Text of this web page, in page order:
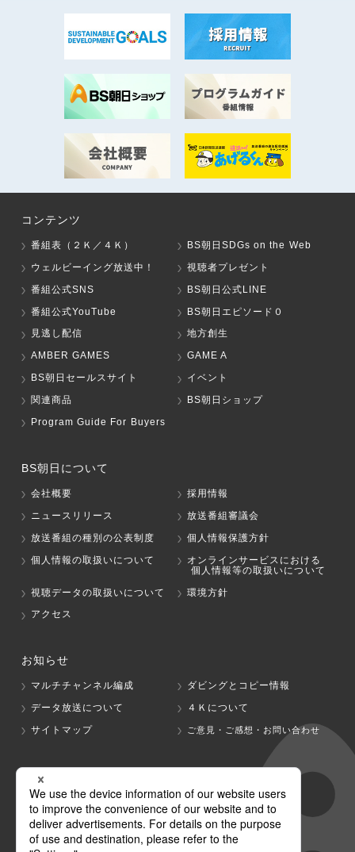
コンテンツ
番組表（２Ｋ／４Ｋ）
BS朝日SDGs on the Web
ウェルビーイング放送中！
視聴者プレゼント
番組公式SNS
BS朝日公式LINE
番組公式YouTube
BS朝日エピソード０
見逃し配信
地方創生
AMBER GAMES
GAME A
BS朝日セールスサイト
イベント
関連商品
BS朝日ショップ
Program Guide For Buyers
BS朝日について
会社概要
採用情報
ニュースリリース
放送番組審議会
放送番組の種別の公表制度
個人情報保護方針
個人情報の取扱いについて
オンラインサービスにおける
個人情報等の取扱いについて
視聴データの取扱いについて
環境方針
アクセス
お知らせ
マルチチャンネル編成
ダビングとコピー情報
データ放送について
４Ｋについて
サイトマップ
ご意見・ご感想・お問い合わせ
グループ会社
テレビ朝日 テレ朝チャンネル